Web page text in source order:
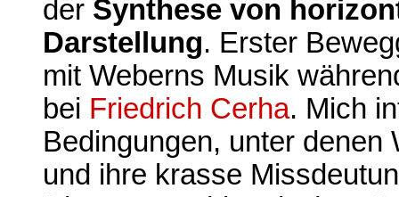
der Synthese von
Darstellung. Erster
mit Weberns Musik
bei Friedrich Cerha. Mich
Bedingungen, unter
und ihre krasse